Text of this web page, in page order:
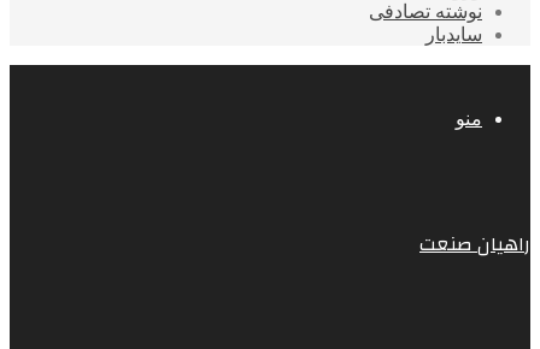
نوشته تصادفی
سایدبار
منو
راهیان صنعت